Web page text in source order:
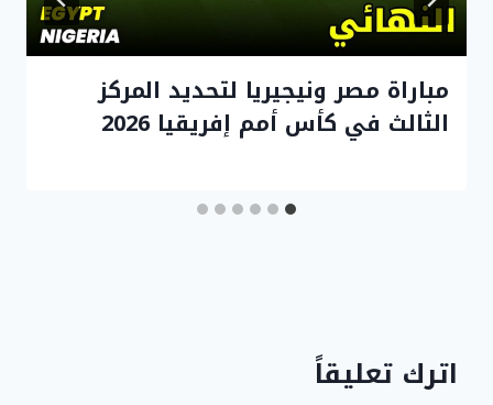
مباراة مصر ونيجيريا لتحديد المركز
الثالث في كأس أمم إفريقيا 2026
اترك تعليقاً